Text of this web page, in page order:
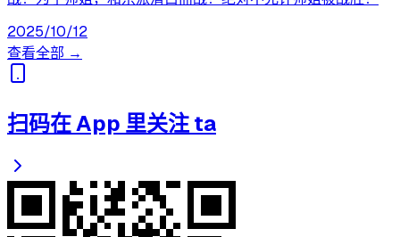
2025/10/12
查看全部 →
扫码在 App 里关注 ta